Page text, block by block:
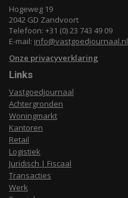
Hogeweg 19
2042 GD Zandvoort
Telefoon: +31 (0) 23 743 49 09
E-mail: info@vastgoedjournaal.nl
Onze privacyverklaring
Links
Vastgoedjournaal
Achtergronden
Woningmarkt
Kantoren
Retail
Logistiek
Juridisch | Fiscaal
Transacties
Werk